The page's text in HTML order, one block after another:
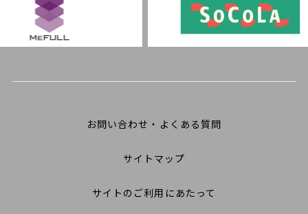
お問い合わせ・よくある質問
サイトマップ
サイトのご利用にあたって